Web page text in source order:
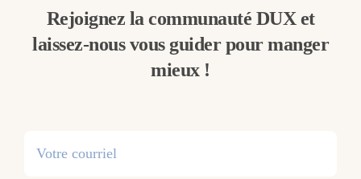
Rejoignez la communauté DUX et
laissez-nous vous guider pour manger
mieux !